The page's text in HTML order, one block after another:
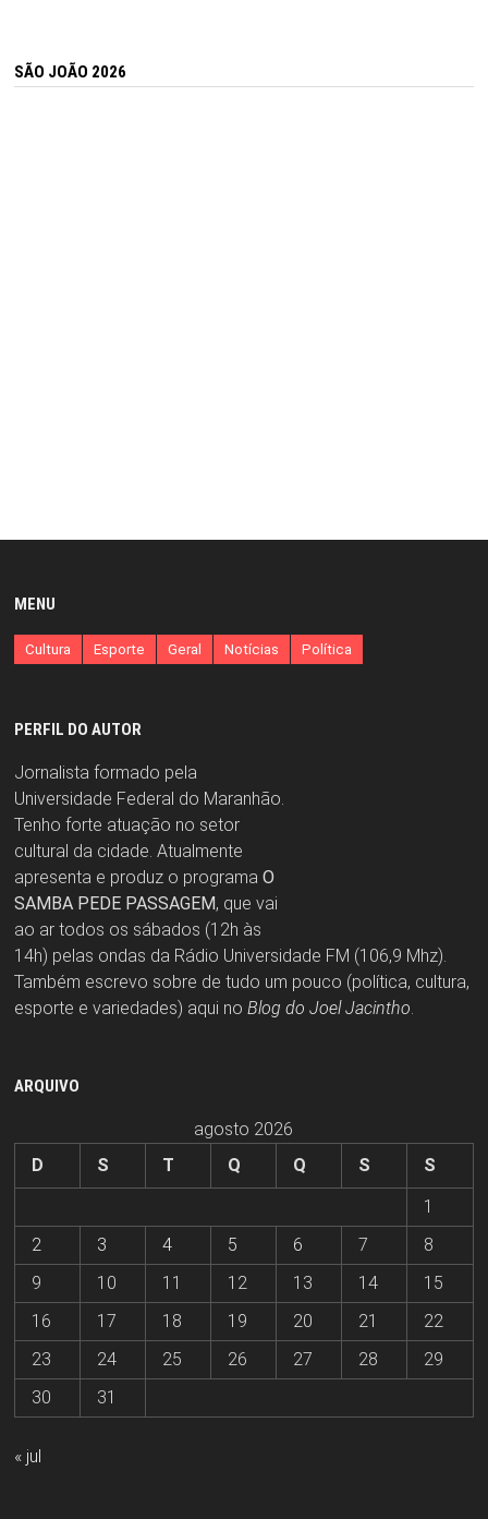
SÃO JOÃO 2026
MENU
Cultura Esporte Geral Notícias Política
PERFIL DO AUTOR
Jornalista formado pela
Universidade Federal do Maranhão.
Tenho forte atuação no setor
cultural da cidade. Atualmente
apresenta e produz o programa O
SAMBA PEDE PASSAGEM, que vai
ao ar todos os sábados (12h às
14h) pelas ondas da Rádio Universidade FM (106,9 Mhz).
Também escrevo sobre de tudo um pouco (política, cultura,
esporte e variedades) aqui no Blog do Joel Jacintho.
ARQUIVO
agosto 2026
D
S T Q Q S
S
1
2
3 4 5 6 7
8
9
10 11 12 13 14
15
16
17 18 19 20 21
22
23
24 25 26 27 28
29
30
31
« jul